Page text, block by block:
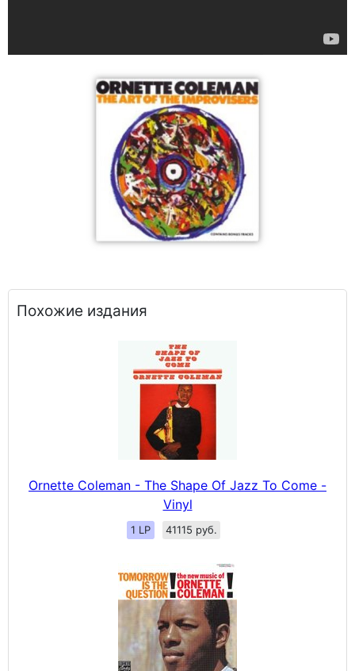
Похожие издания
Ornette Coleman - The Shape Of Jazz To Come -
Vinyl
1 LP 41115 руб.